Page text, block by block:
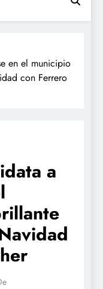
en el municipio
con Ferrero
a